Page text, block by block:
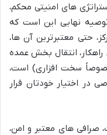
های امنیتی محکم،
نهایی این است که
حتی معتبرترین آن ها،
راهکار، انتقال بخش عمده
سخت افزاری) است،
در اختیار خودتان قرار
صرافی های معتبر و امن،